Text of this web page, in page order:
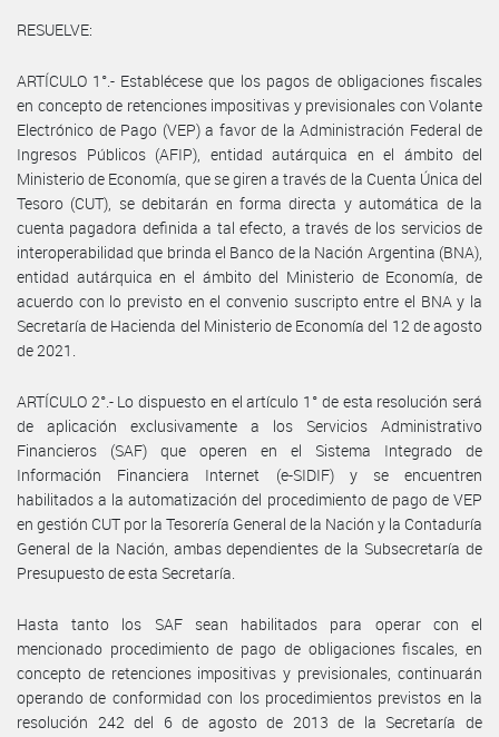
RESUELVE:
ARTÍCULO 1°.- Establécese que los pagos de obligaciones fiscales
en concepto de retenciones impositivas y previsionales con Volante
Electrónico de Pago (VEP) a favor de la Administración Federal de
Ingresos Públicos (AFIP), entidad autárquica en el ámbito del
Ministerio de Economía, que se giren a través de la Cuenta Única del
Tesoro (CUT), se debitarán en forma directa y automática de la
cuenta pagadora definida a tal efecto, a través de los servicios de
interoperabilidad que brinda el Banco de la Nación Argentina (BNA),
entidad autárquica en el ámbito del Ministerio de Economía, de
acuerdo con lo previsto en el convenio suscripto entre el BNA y la
Secretaría de Hacienda del Ministerio de Economía del 12 de agosto
de 2021.
ARTÍCULO 2°.- Lo dispuesto en el artículo 1° de esta resolución será
de aplicación exclusivamente a los Servicios Administrativo
Financieros (SAF) que operen en el Sistema Integrado de
Información Financiera Internet (e-SIDIF) y se encuentren
habilitados a la automatización del procedimiento de pago de VEP
en gestión CUT por la Tesorería General de la Nación y la Contaduría
General de la Nación, ambas dependientes de la Subsecretaría de
Presupuesto de esta Secretaría.
Hasta tanto los SAF sean habilitados para operar con el
mencionado procedimiento de pago de obligaciones fiscales, en
concepto de retenciones impositivas y previsionales, continuarán
operando de conformidad con los procedimientos previstos en la
resolución 242 del 6 de agosto de 2013 de la Secretaría de